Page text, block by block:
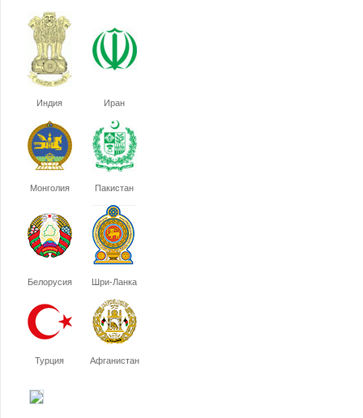
Индия Иран
Монголия Пакистан
Белорусия Шри-Ланка
Турция Афганистан